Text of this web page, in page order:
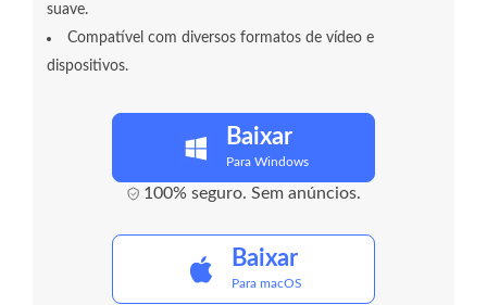
suave.
Compatível com diversos formatos de vídeo e
dispositivos.
Baixar
Para Windows
100% seguro. Sem anúncios.
Baixar
Para macOS